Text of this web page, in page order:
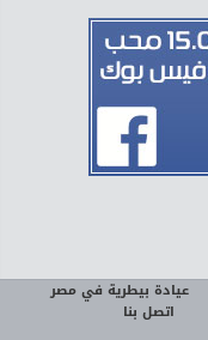
عيادة بيطرية في مصر
اتصل بنا